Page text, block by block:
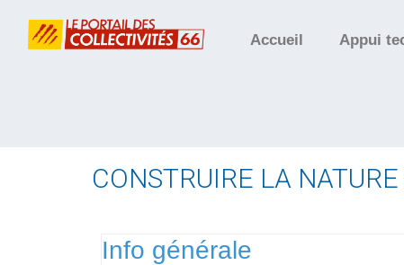
Accueil Appui
CONSTRUIRE LA
Info générale